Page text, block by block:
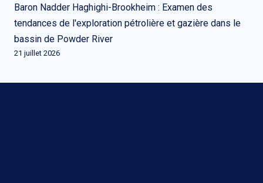
Baron Nadder Haghighi-Brookheim : Examen des
tendances de l'exploration pétrolière et gazière dans le
bassin de Powder River
21 juillet 2026